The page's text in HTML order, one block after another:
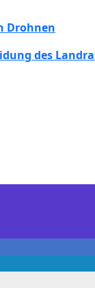
Drohnen
des